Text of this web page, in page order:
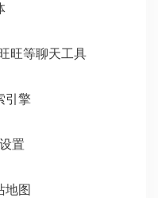
旺等聊天工具
引擎
置
地图